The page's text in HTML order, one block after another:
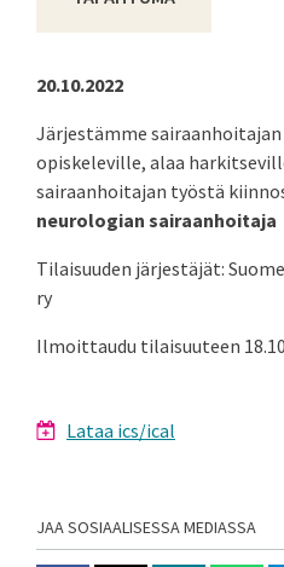
20.10.2022
Järjestämme sairaanhoitajan
opiskeleville, alaa
sairaanhoitajan työstä
neurologian sairaanhoitaja
Tilaisuuden järjestäjät:
ry
Ilmoittaudu tilaisuuteen
Lataa ics/ical
JAA SOSIAALISESSA MEDIASSA